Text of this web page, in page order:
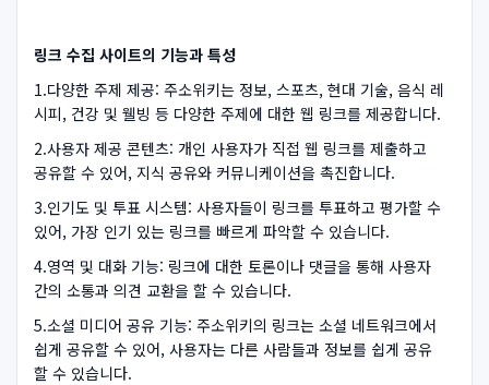
링크 수집 사이트의 기능과 특성
1.다양한 주제 제공: 주소위키는 정보, 스포츠, 현대 기술, 음식 레
시피, 건강 및 웰빙 등 다양한 주제에 대한 웹 링크를 제공합니다.
2.사용자 제공 콘텐츠: 개인 사용자가 직접 웹 링크를 제출하고
공유할 수 있어, 지식 공유와 커뮤니케이션을 촉진합니다.
3.인기도 및 투표 시스템: 사용자들이 링크를 투표하고 평가할 수
있어, 가장 인기 있는 링크를 빠르게 파악할 수 있습니다.
4.영역 및 대화 기능: 링크에 대한 토론이나 댓글을 통해 사용자
간의 소통과 의견 교환을 할 수 있습니다.
5.소셜 미디어 공유 기능: 주소위키의 링크는 소셜 네트워크에서
쉽게 공유할 수 있어, 사용자는 다른 사람들과 정보를 쉽게 공유
할 수 있습니다.